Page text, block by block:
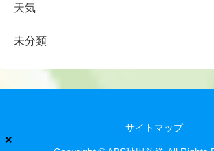
×
天気
未分類
サイトマップ